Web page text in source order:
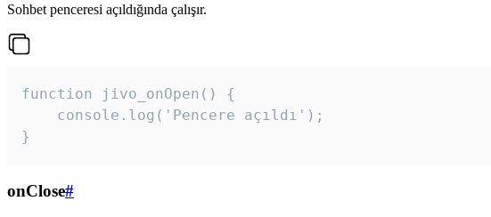
Sohbet penceresi açıldığında çalışır.
function jivo_onOpen() {
    console.log('Pencere açıldı');
}
onClose#